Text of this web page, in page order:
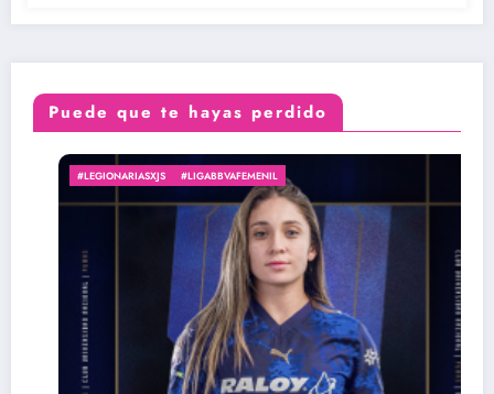
Puede que te hayas perdido
#LEGIONARIASXJS #LIGABBVAFEMENIL